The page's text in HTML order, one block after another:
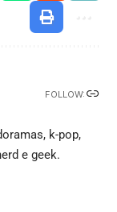
FOLLOW:
k-pop,
e geek.